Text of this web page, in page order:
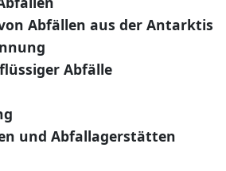
Abfällen aus der Antarktis
Abfälle
und Abfallagerstätten